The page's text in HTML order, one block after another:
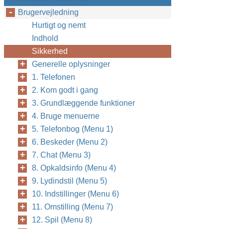
Brugervejledning
Hurtigt og nemt
Indhold
Sikkerhed
Generelle oplysninger
1. Telefonen
2. Kom godt i gang
3. Grundlæggende funktioner
4. Bruge menuerne
5. Telefonbog (Menu 1)
6. Beskeder (Menu 2)
7. Chat (Menu 3)
8. Opkaldsinfo (Menu 4)
9. Lydindstil (Menu 5)
10. Indstillinger (Menu 6)
11. Omstilling (Menu 7)
12. Spil (Menu 8)